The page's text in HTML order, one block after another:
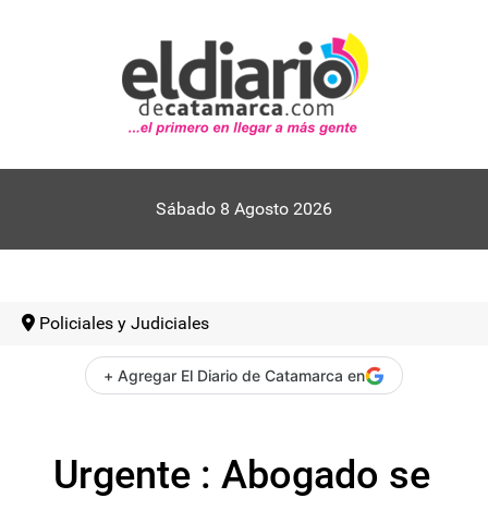
Sábado 8 Agosto 2026
Policiales y Judiciales
+ Agregar El Diario de Catamarca en
Urgente : Abogado se